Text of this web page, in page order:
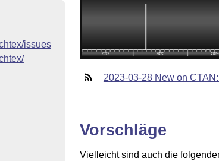
issues
2023-03-28 New on
Vorschläge
Vielleicht sind auch die